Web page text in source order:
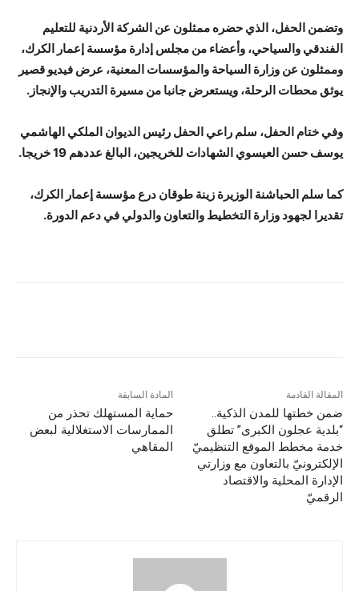
وتضمن الحفل، الذي حضره ممثلون عن الشركة الأردنية للتعليم
الفندقي والسياحي، وأعضاء من مجلس إدارة مؤسسة إعمار الكرك،
وممثلون عن وزارة السياحة والمؤسسات المعنية، عرض فيديو قصير
يوثق محطات الرحلة، ويستعرض جانبا من مسيرة التدريب والإنجاز.
وفي ختام الحفل، سلم راعي الحفل رئيس الديوان الملكي الهاشمي
يوسف حسن العيسوي الشهادات للخريجين، البالغ عددهم 19 خريجا.
كما سلم الحباشنة الوزيرة زينة طوقان درع مؤسسة إعمار الكرك،
تقديرا لجهود وزارة التخطيط والتعاون والدولي في دعم الدورة.
المادة السابقة
حماية المستهلك تحذر من
الممارسات الاستغلالية لبعض
المقاهي
المقالة القادمة
ضمن خطتها للمدن الذكية..
“بلدية عجلون الكبرى” تطلق
خدمة مخطط الموقع التنظيميّ
الإلكترونيّ بالتعاون مع وزارتي
الإدارة المحلية والاقتصاد
الرقميّ